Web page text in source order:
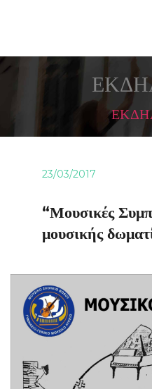
23/03/2017
“Μουσικές
μουσικής